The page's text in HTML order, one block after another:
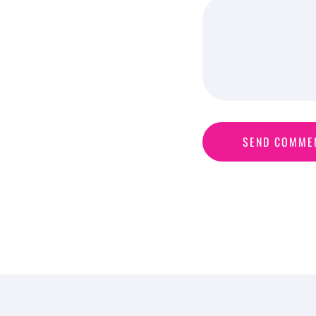
SEND COMME
SEND